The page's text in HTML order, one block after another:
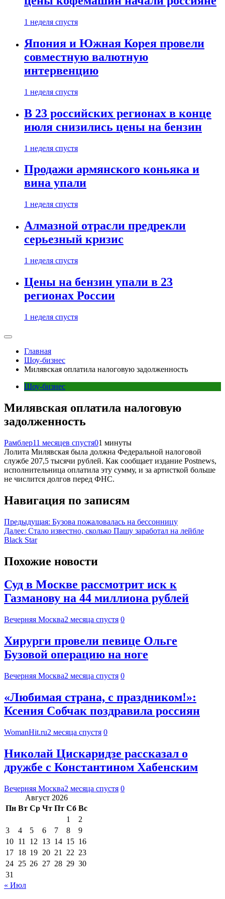
1 неделя спустя
Япония и Южная Корея провели
совместную валютную
интервенцию
1 неделя спустя
В 23 российских регионах в конце
июля снизились цены на бензин
1 неделя спустя
Продажи армянского коньяка и
вина упали
1 неделя спустя
Алмазной отрасли предрекли
серьезный кризис
1 неделя спустя
Цены на бензин упали в 23
регионах России
1 неделя спустя
Главная
Шоу-бизнес
Милявская оплатила налоговую задолженность
Шоу-бизнес
Милявская оплатила налоговую
задолженность
Рамблер11 месяцев спустя01 минуты
Лолита Милявская была должна Федеральной налоговой
службе 207,5 тысячи рублей. Как сообщает издание Рostnews,
исполнительница оплатила эту сумму, и за артисткой больше
не числится долгов перед ФНС.
Навигация по записям
Предыдущая: Бузова пожаловалась на бессонницу
Далее: Стало известно, сколько Пашу заработал на лейбле
Black Star
Похожие новости
Суд в Москве рассмотрит иск к
Газманову на 44 миллиона рублей
Вечерняя Москва2 месяца спустя 0
Хирурги провели певице Ольге
Бузовой операцию на ноге
Вечерняя Москва2 месяца спустя 0
«Любимая страна, с праздником!»:
Ксения Собчак поздравила россиян
WomanHit.ru2 месяца спустя 0
Николай Цискаридзе рассказал о
дружбе с Константином Хабенским
Вечерняя Москва2 месяца спустя 0
Август 2026
Пн Вт Ср Чт Пт Сб Вс
1
2
3
4 5 6 7 8
9
10 11 12 13 14 15 16
17 18 19 20 21 22 23
24 25 26 27 28 29 30
31
« Июл